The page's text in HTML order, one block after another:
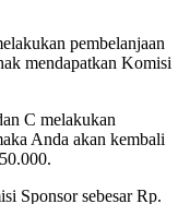
pembelanjaan
mendapatkan Komisi
C melakukan
Anda akan kembali
Sponsor sebesar Rp.